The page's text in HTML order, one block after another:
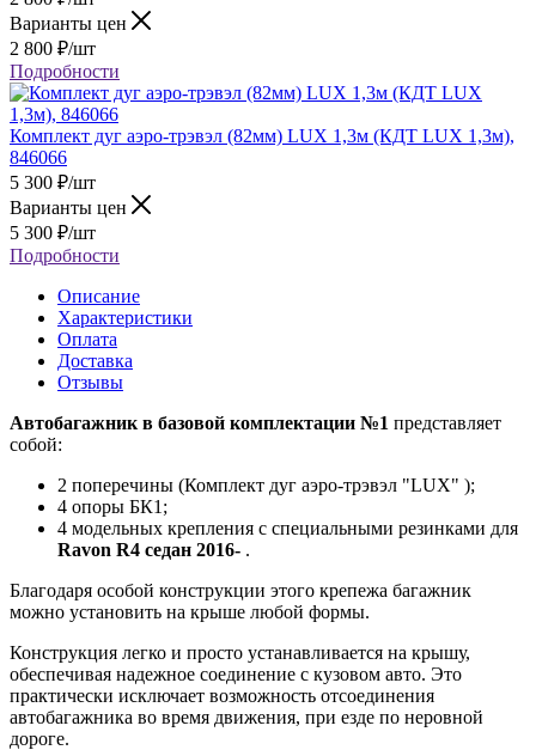
Варианты цен
2 800 ₽/шт
Подробности
Комплект дуг аэро-трэвэл (82мм) LUX 1,3м (КДТ LUX 1,3м),
846066
5 300 ₽/шт
Варианты цен
5 300 ₽/шт
Подробности
Описание
Характеристики
Оплата
Доставка
Отзывы
Автобагажник в базовой комплектации №1 представляет
собой:
2 поперечины (Комплект дуг аэро-трэвэл "LUX" );
4 опоры БК1;
4 модельных крепления с специальными резинками для
Ravon R4 седан 2016- .
Благодаря особой конструкции этого крепежа багажник
можно установить на крыше любой формы.
Конструкция легко и просто устанавливается на крышу,
обеспечивая надежное соединение с кузовом авто. Это
практически исключает возможность отсоединения
автобагажника во время движения, при езде по неровной
дороге.